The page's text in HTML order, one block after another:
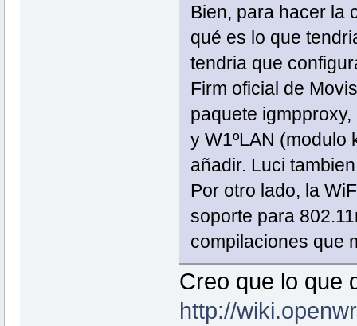
Bien, para hacer la
qué es lo que
tendria que
Firm oficial de
paquete
y W1ºLAN (modulo
añadir. Luci
Por otro lado, la
soporte para
compilaciones que
Creo que lo que
http://